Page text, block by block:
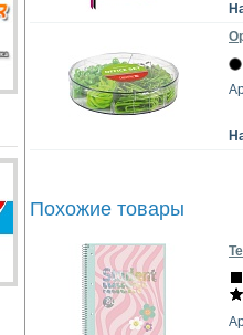
Похожие товары